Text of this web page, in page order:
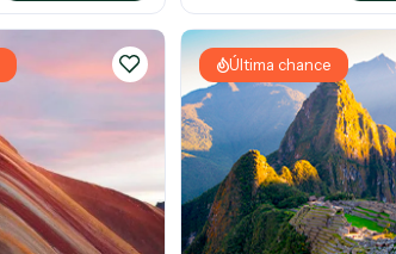
Última chance